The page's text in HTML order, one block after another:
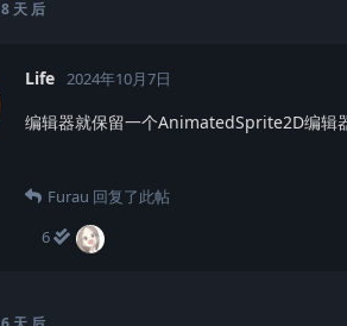
8 天后
Life 2024年10月7日
编辑器就保留一个AnimatedSprite2D编辑
Furau 回复了此帖
6